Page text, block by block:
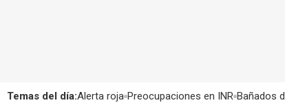
Temas del día:Alerta roja Preocupaciones en INR Bañados